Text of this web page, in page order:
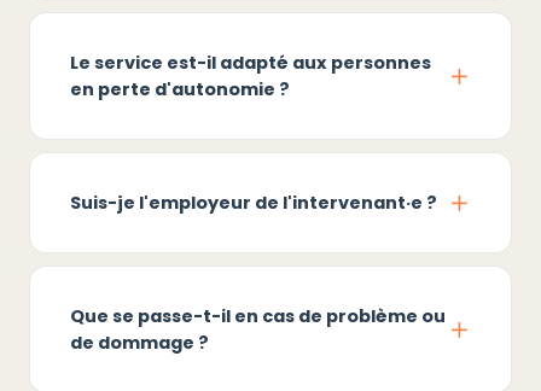
Le service est-il adapté aux personnes
en perte d'autonomie ?
Suis-je l'employeur de l'intervenant·e ?
Que se passe-t-il en cas de problème ou
de dommage ?